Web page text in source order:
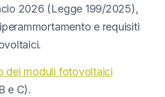
2026 (Legge 199/2025),
e requisiti
dei moduli fotovoltaici
e C).